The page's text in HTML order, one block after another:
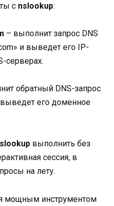
с nslookup:
– выполнит запрос DNS
и выведет его IP-
серверах.
обратный DNS-запрос
выведет его доменное
выполнить без
сессия, в
на лету.
мощным инструментом